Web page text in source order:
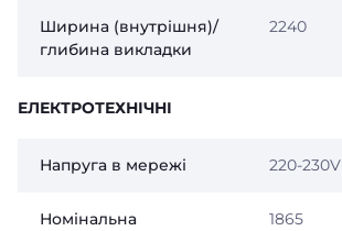
Ширина (внутрішня)/
глибина викладки
2240
ЕЛЕКТРОТЕХНІЧНІ
Напруга в мережі 220-230V
Номінальна
1865